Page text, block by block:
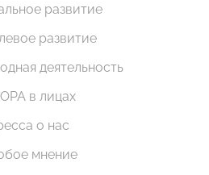
развитие
развитие
деятельность
в лицах
о нас
мнение